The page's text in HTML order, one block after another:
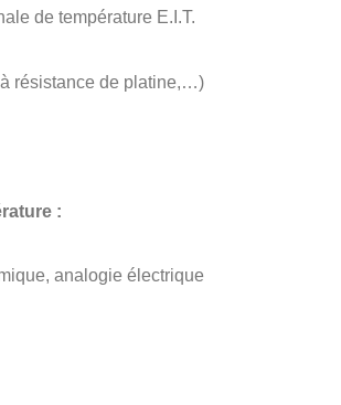
de température E.I.T.
résistance de platine,…)
:
analogie électrique